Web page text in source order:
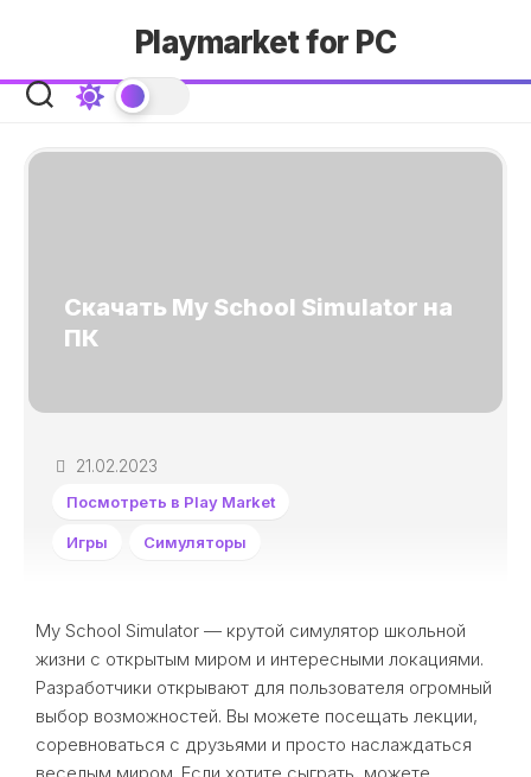
Playmarket for PC
Скачать My School Simulator на
ПК
21.02.2023
Посмотреть в Play Market
Игры Симуляторы
My School Simulator — крутой симулятор школьной
жизни с открытым миром и интересными локациями.
Разработчики открывают для пользователя огромный
выбор возможностей. Вы можете посещать лекции,
соревноваться с друзьями и просто наслаждаться